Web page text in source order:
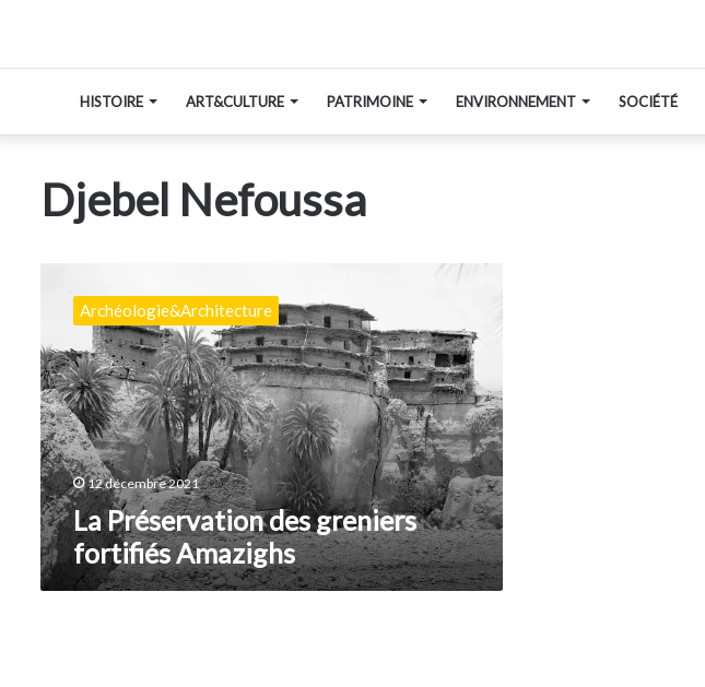
HISTOIRE ART&CULTURE PATRIMOINE ENVIRONNEMENT SOCIÉTÉ
Djebel Nefoussa
Préservation
greniers
fortifiés
Amazighs
Archéologie&Architecture
12 décembre 2021
La Préservation des greniers
fortifiés Amazighs